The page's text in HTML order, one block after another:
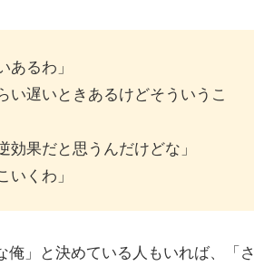
るわ」
い遅いときあるけどそういうこ
効果だと思うんだけどな」
くわ」
」と決めている人もいれば、「さ